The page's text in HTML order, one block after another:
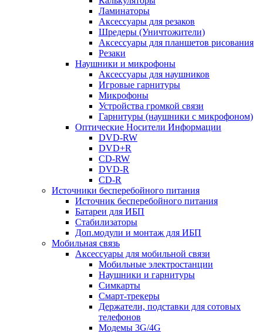
Ламинаторы
Аксессуары для резаков
Шредеры (Уничтожители)
Аксессуары для планшетов рисования
Резаки
Наушники и микрофоны
Аксессуары для наушников
Игровые гарнитуры
Микрофоны
Устройства громкой связи
Гарнитуры (наушники с микрофоном)
Оптические Носители Информации
DVD-RW
DVD+R
CD-RW
DVD-R
CD-R
Источники бесперебойного питания
Источник бесперебойного питания
Батареи для ИБП
Стабилизаторы
Доп.модули и монтаж для ИБП
Мобильная связь
Аксессуары для мобильной связи
Мобильные электростанции
Наушники и гарнитуры
Симкарты
Смарт-трекеры
Держатели, подставки для сотовых
телефонов
Модемы 3G/4G